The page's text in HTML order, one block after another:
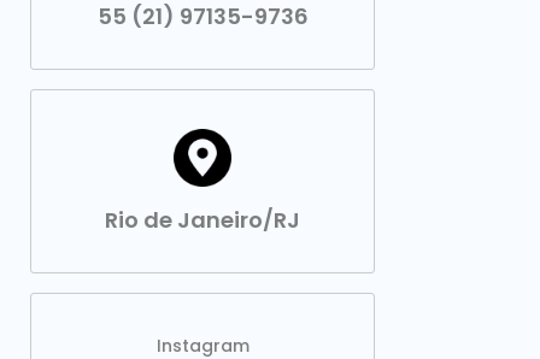
55 (21) 97135-9736
Rio de Janeiro/RJ
Instagram